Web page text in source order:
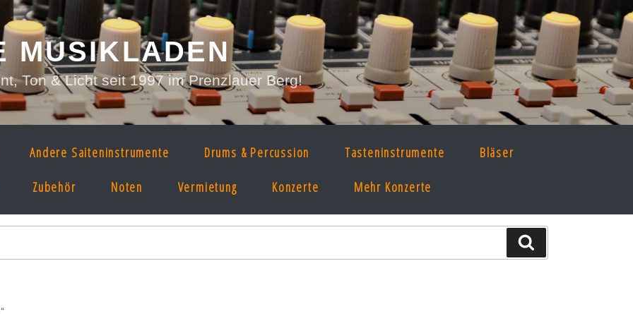
MUSIKLADEN
Ton & Licht seit 1997 im Prenzlauer Berg!
Andere Saiteninstrumente Drums & Percussion Tasteninstrumente Bläser
Zubehör Noten Vermietung Konzerte Mehr Konzerte